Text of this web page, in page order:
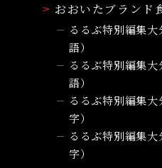
おおいたブランド
るるぶ特別編集
語）
るるぶ特別編集
語）
るるぶ特別編集
字）
るるぶ特別編集
字）